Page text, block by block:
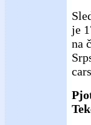
je
na